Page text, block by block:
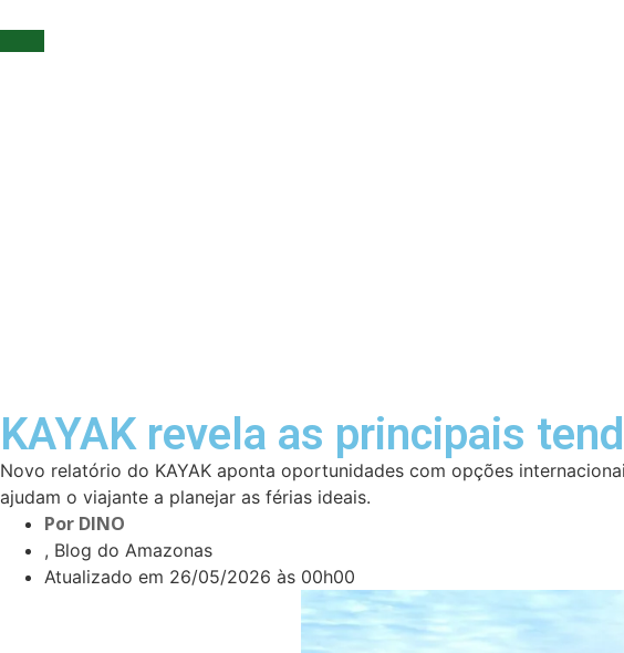
KAYAK revela as principais
Novo relatório do KAYAK aponta oportunidades com opções
ajudam o viajante a planejar as férias ideais.
Por DINO
, Blog do Amazonas
Atualizado em 26/05/2026 às 00h00